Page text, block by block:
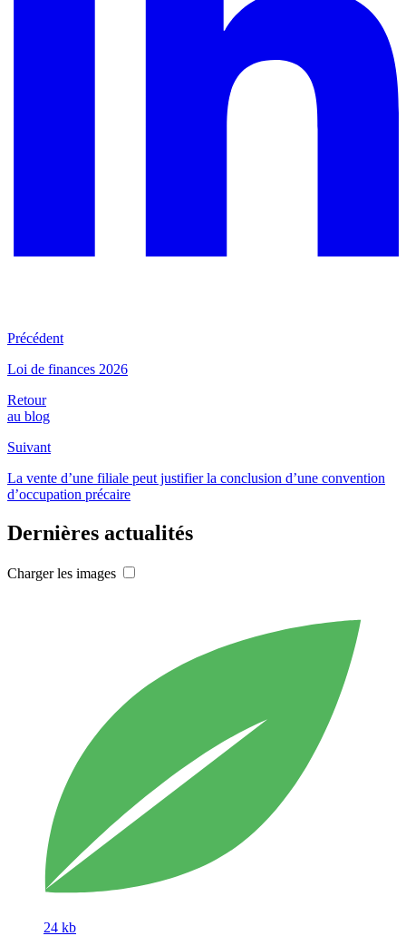
Précédent
Loi de finances 2026
Retour
au blog
Suivant
La vente d’une filiale peut justifier la conclusion d’une convention
d’occupation précaire
Dernières actualités
Charger les images
24 kb